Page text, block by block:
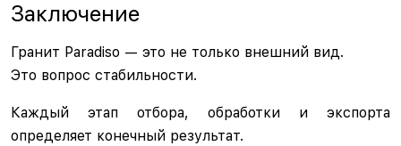
Заключение
Гранит Paradiso — это не только внешний вид.
Это вопрос стабильности.
Каждый этап отбора, обработки и экспорта
определяет конечный результат.